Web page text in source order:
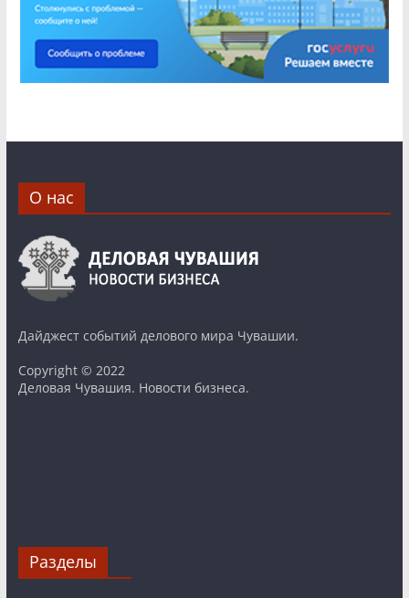
О нас
Дайджест событий делового мира Чувашии.
Copyright © 2022
Деловая Чувашия. Новости бизнеса.
Разделы